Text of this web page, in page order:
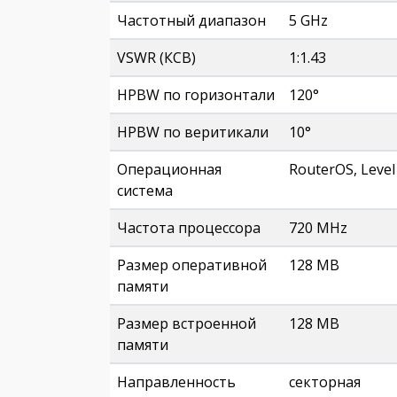
Частотный диапазон
5 GHz
VSWR (КСВ)
1:1.43
HPBW по горизонтали
120°
HPBW по веритикали
10°
Операционная
система
RouterOS,
Частота процессора
720 MHz
Размер оперативной
памяти
128 MB
Размер встроенной
памяти
128 MB
Направленность
секторная